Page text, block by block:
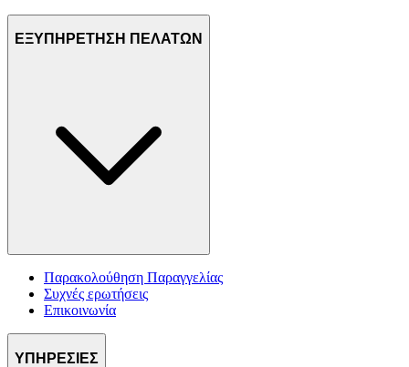
ΕΞΥΠΗΡΕΤΗΣΗ ΠΕΛΑΤΩΝ
Παρακολούθηση Παραγγελίας
Συχνές ερωτήσεις
Επικοινωνία
ΥΠΗΡΕΣΙΕΣ